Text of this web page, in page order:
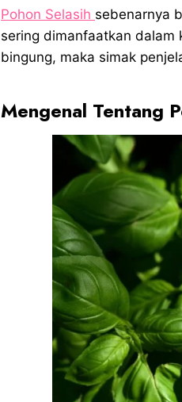
Pohon Selasih sebenarnya
sering dimanfaatkan dalam
bingung, maka simak
Mengenal Tentang